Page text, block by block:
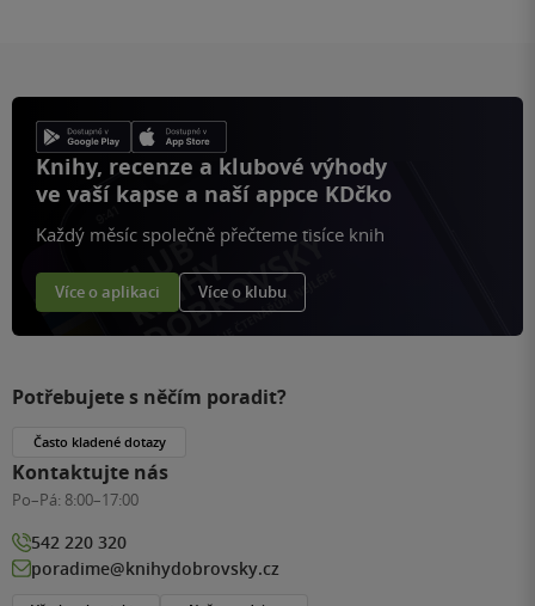
Knihy, recenze a klubové výhody
ve vaší kapse a naší appce KDčko
Každý měsíc společně přečteme tisíce knih
Více o aplikaci Více o klubu
Potřebujete s něčím poradit?
Často kladené dotazy
Kontaktujte nás
Po–Pá: 8:00–17:00
542 220 320
poradime@knihydobrovsky.cz